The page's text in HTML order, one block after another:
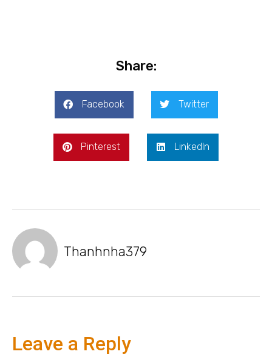
Share:
Facebook Twitter
Pinterest LinkedIn
Thanhnha379
Leave a Reply